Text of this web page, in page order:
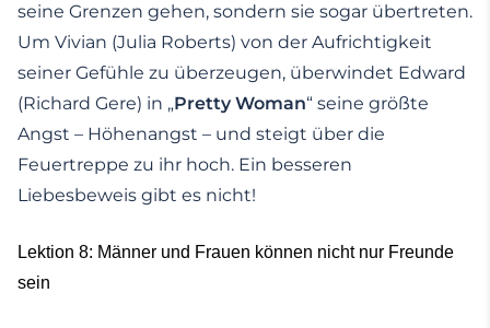
seine Grenzen gehen, sondern sie sogar übertreten.
Um Vivian (Julia Roberts) von der Aufrichtigkeit
seiner Gefühle zu überzeugen, überwindet Edward
(Richard Gere) in „Pretty Woman“ seine größte
Angst – Höhenangst – und steigt über die
Feuertreppe zu ihr hoch. Ein besseren
Liebesbeweis gibt es nicht!
Lektion 8: Männer und Frauen können nicht nur Freunde
sein